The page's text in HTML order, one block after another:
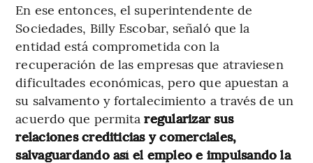
En ese entonces, el superintendente de
Sociedades, Billy Escobar, señaló que la
entidad está comprometida con la
recuperación de las empresas que atraviesen
dificultades económicas, pero que apuestan a
su salvamento y fortalecimiento a través de un
acuerdo que permitaregularizar sus
relaciones crediticias y comerciales,
salvaguardando así el empleo e impulsando la